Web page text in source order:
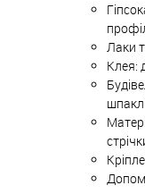
Лаки
Клея: